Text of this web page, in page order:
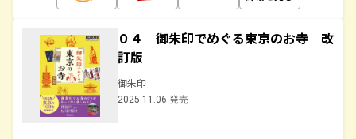
０４ 御朱印でめぐる東京のお寺 改
訂版
御朱印
2025.11.06 発売